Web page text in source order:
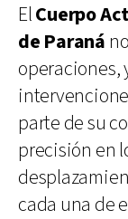
ElCuerpo
de Paraná
operaciones,
parte de su
precisión en
cada una de